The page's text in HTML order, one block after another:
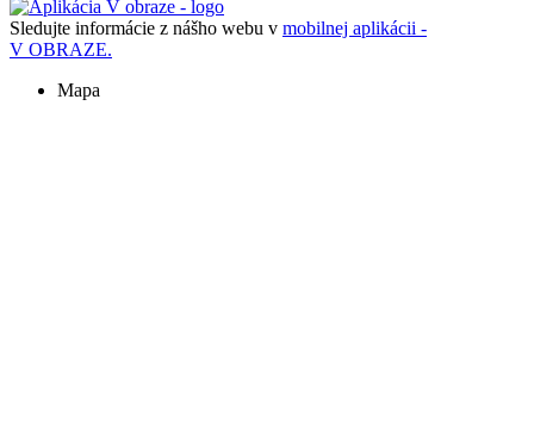
Sledujte informácie z nášho webu v mobilnej aplikácii -
V OBRAZE.
Mapa